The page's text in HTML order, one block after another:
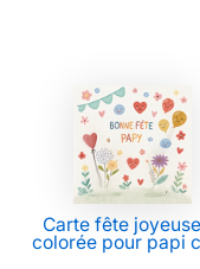
Carte fête
colorée pour papi